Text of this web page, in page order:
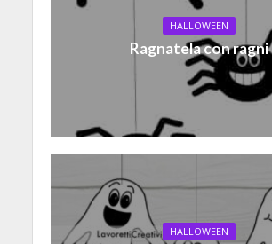
HALLOWEEN
Ragnatela con ragni
HALLOWEEN